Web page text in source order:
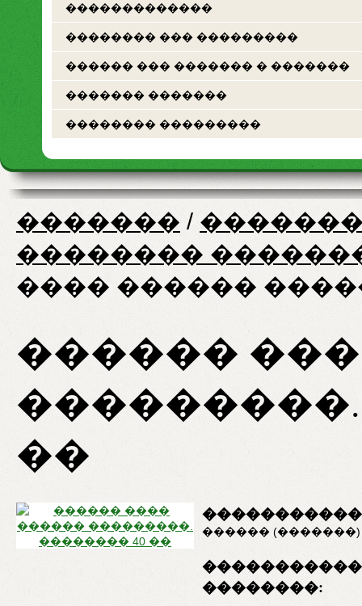
�������������
�������� ��� ���������
������ ��� ������� � �������
������� �������
�������� ���������
������� /
��������
���� ������
������
���������.
��
������ (�������)
��������: